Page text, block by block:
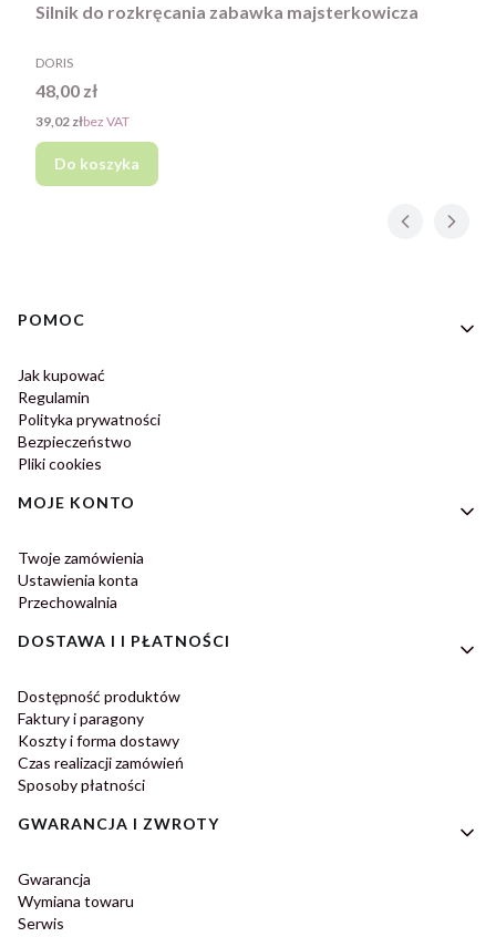
Silnik do rozkręcania zabawka majsterkowicza
PRODUCENT
DORIS
Cena
48,00 zł
Cena
39,02 złbez VAT
Do koszyka
Linki w stopce
POMOC
Jak kupować
Regulamin
Polityka prywatności
Bezpieczeństwo
Pliki cookies
MOJE KONTO
Twoje zamówienia
Ustawienia konta
Przechowalnia
DOSTAWA I I PŁATNOŚCI
Dostępność produktów
Faktury i paragony
Koszty i forma dostawy
Czas realizacji zamówień
Sposoby płatności
GWARANCJA I ZWROTY
Gwarancja
Wymiana towaru
Serwis